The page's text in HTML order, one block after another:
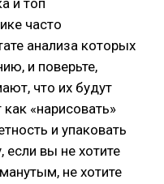
и топ
часто
анализа которых
и поверьте,
что их будут
«нарисовать»
и упаковать
если вы не хотите
не хотите